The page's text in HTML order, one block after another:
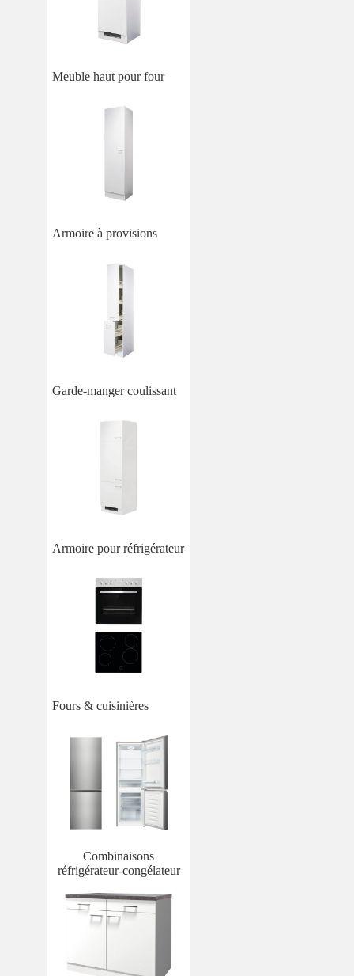
Meuble haut pour four
Armoire à provisions
Garde-manger coulissant
Armoire pour réfrigérateur
Fours & cuisinières
Combinaisons
réfrigérateur-congélateur